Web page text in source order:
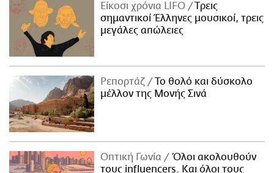
Είκοσι χρόνια LIFO
Tρεις
σημαντικοί Έλληνες μουσικοί, τρεις
μεγάλες απώλειες
Ρεπορτάζ
Το θολό και δύσκολο
μέλλον της Μονής Σινά
Οπτική Γωνία
Όλοι ακολουθούν
τους influencers. Και όλοι τους